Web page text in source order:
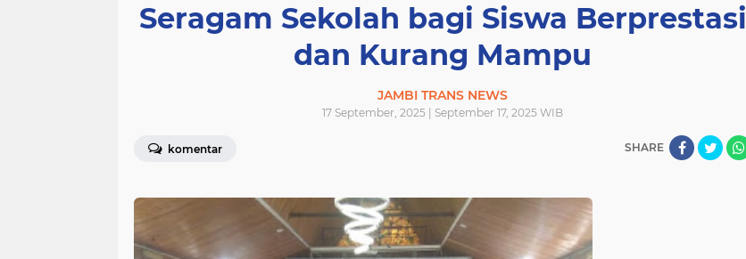
Seragam Sekolah bagi Siswa Berprestasi
dan Kurang Mampu
JAMBI TRANS NEWS
17 September, 2025 | September 17, 2025 WIB
komentar SHARE